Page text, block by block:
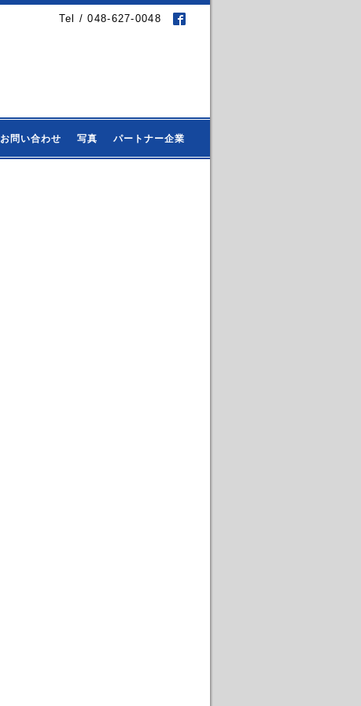
Tel / 048-627-0048
お問い合わせ 写真 パートナー企業